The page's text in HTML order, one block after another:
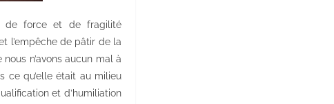
de force et de fragilité
l’empêche de pâtir de la
n’avons aucun mal à
ce qu’elle était au milieu
et d’humiliation